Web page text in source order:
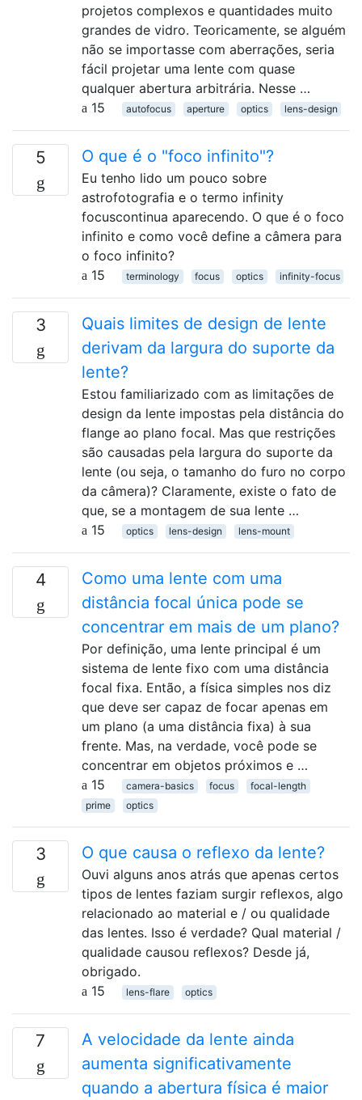
projetos complexos e quantidades muito
grandes de vidro. Teoricamente, se alguém
não se importasse com aberrações, seria
fácil projetar uma lente com quase
qualquer abertura arbitrária. Nesse …
15
autofocus aperture optics lens-design
5 O que é o "foco infinito"?
Eu tenho lido um pouco sobre
astrofotografia e o termo infinity
focuscontinua aparecendo. O que é o foco
infinito e como você define a câmera para
o foco infinito?
15
terminology focus optics infinity-focus
3
Quais limites de design de lente
derivam da largura do suporte da
lente?
Estou familiarizado com as limitações de
design da lente impostas pela distância do
flange ao plano focal. Mas que restrições
são causadas pela largura do suporte da
lente (ou seja, o tamanho do furo no corpo
da câmera)? Claramente, existe o fato de
que, se a montagem de sua lente …
15
optics lens-design lens-mount
4
Como uma lente com uma
distância focal única pode se
concentrar em mais de um plano?
Por definição, uma lente principal é um
sistema de lente fixo com uma distância
focal fixa. Então, a física simples nos diz
que deve ser capaz de focar apenas em
um plano (a uma distância fixa) à sua
frente. Mas, na verdade, você pode se
concentrar em objetos próximos e …
15
camera-basics focus
focal-length
prime
optics
3 O que causa o reflexo da lente?
Ouvi alguns anos atrás que apenas certos
tipos de lentes faziam surgir reflexos, algo
relacionado ao material e / ou qualidade
das lentes. Isso é verdade? Qual material /
qualidade causou reflexos? Desde já,
obrigado.
15
lens-flare optics
7
A velocidade da lente ainda
aumenta significativamente
quando a abertura física é maior